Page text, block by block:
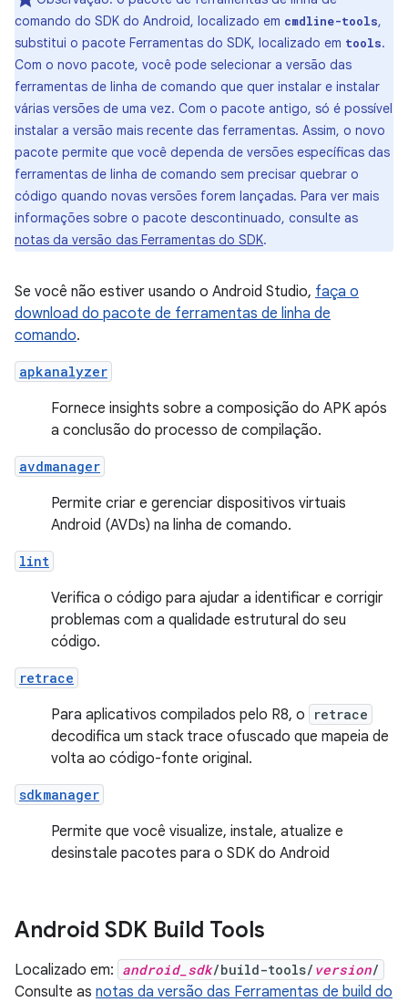
comando do SDK do Android, localizado em cmdline-tools,
substitui o pacote Ferramentas do SDK, localizado em tools.
Com o novo pacote, você pode selecionar a versão das
ferramentas de linha de comando que quer instalar e instalar
várias versões de uma vez. Com o pacote antigo, só é possível
instalar a versão mais recente das ferramentas. Assim, o novo
pacote permite que você dependa de versões específicas das
ferramentas de linha de comando sem precisar quebrar o
código quando novas versões forem lançadas. Para ver mais
informações sobre o pacote descontinuado, consulte as
notas da versão das Ferramentas do SDK.
Se você não estiver usando o Android Studio, faça o
download do pacote de ferramentas de linha de
comando.
apkanalyzer
Fornece insights sobre a composição do APK após
a conclusão do processo de compilação.
avdmanager
Permite criar e gerenciar dispositivos virtuais
Android (AVDs) na linha de comando.
lint
Verifica o código para ajudar a identificar e corrigir
problemas com a qualidade estrutural do seu
código.
retrace
Para aplicativos compilados pelo R8, o retrace
decodifica um stack trace ofuscado que mapeia de
volta ao código-fonte original.
sdkmanager
Permite que você visualize, instale, atualize e
desinstale pacotes para o SDK do Android
Android SDK Build Tools
Localizado em: android_sdk/build-tools/ version/
Consulte as notas da versão das Ferramentas de build do